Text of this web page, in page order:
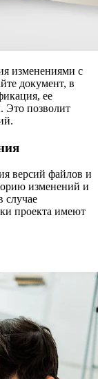
изменениями с
документ, в
ее
Это позволит
версий файлов и
изменений и
случае
проекта имеют